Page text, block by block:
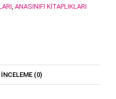
ANASINIFI KİTAPLIKLARI
İNCELEME (0)